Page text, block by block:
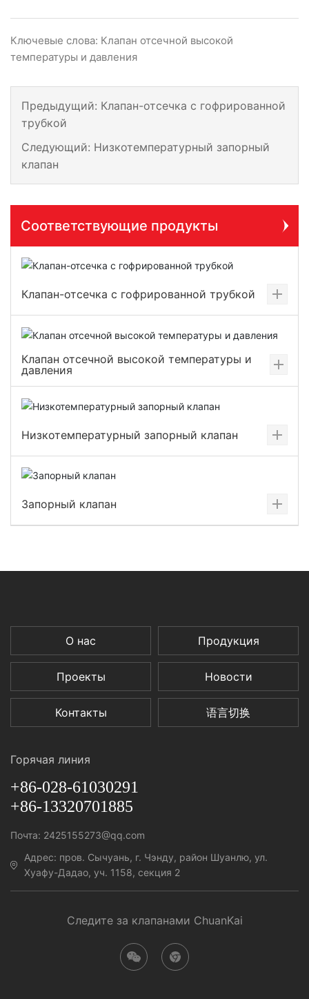
Ключевые слова: Клапан отсечной высокой
температуры и давления
Предыдущий: Клапан-отсечка с гофрированной
трубкой
Следующий: Низкотемпературный запорный
клапан
Соответствующие продукты
Клапан-отсечка с гофрированной трубкой
Клапан отсечной высокой температуры и
давления
Низкотемпературный запорный клапан
Запорный клапан
О нас Продукция
Проекты Новости
Контакты 语言切换
Горячая линия
+86-028-61030291
+86-13320701885
Почта: 2425155273@qq.com
Адрес: пров. Сычуань, г. Чэнду, район Шуанлю, ул.
Хуафу-Дадао, уч. 1158, секция 2
Следите за клапанами ChuanKai